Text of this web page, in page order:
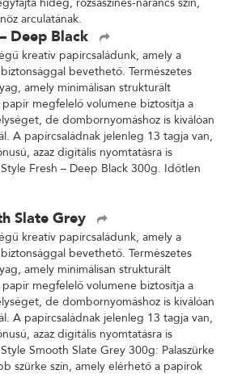
arculatának.
Deep Black
kreatív papírcsaládunk, amely a
bevethető. Természetes
amely minimálisan strukturált
megfelelő volumene biztosítja a
de dombornyomáshoz is kiválóan
A papírcsaládnak jelenleg 13 tagja van,
azaz digitális nyomtatásra is
Fresh – Deep Black 300g. Időtlen
Slate Grey
kreatív papírcsaládunk, amely a
bevethető. Természetes
amely minimálisan strukturált
megfelelő volumene biztosítja a
de dombornyomáshoz is kiválóan
A papírcsaládnak jelenleg 13 tagja van,
azaz digitális nyomtatásra is
Smooth Slate Grey 300g: Palaszürke
szürke szín, amely elérhető a papírok